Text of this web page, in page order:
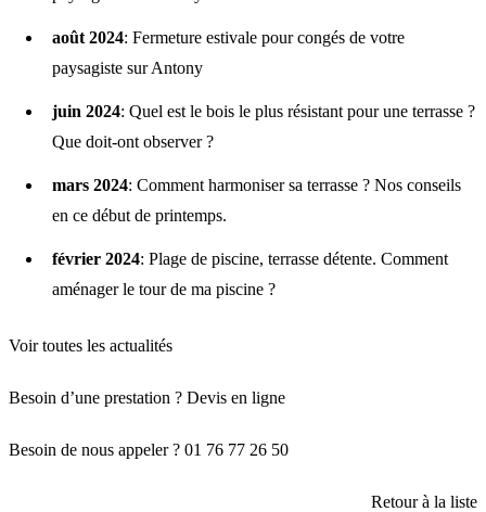
août 2024: Fermeture estivale pour congés de votre
paysagiste sur Antony
juin 2024: Quel est le bois le plus résistant pour une terrasse ?
Que doit-ont observer ?
mars 2024: Comment harmoniser sa terrasse ? Nos conseils
en ce début de printemps.
février 2024: Plage de piscine, terrasse détente. Comment
aménager le tour de ma piscine ?
Voir toutes les actualités
Besoin d’une prestation ? Devis en ligne
Besoin de nous appeler ? 01 76 77 26 50
Retour à la liste